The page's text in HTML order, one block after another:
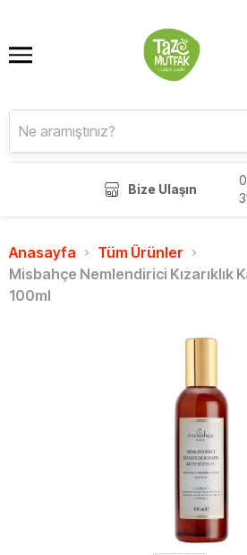
Bize Ulaşın
Anasayfa
Tüm Ürünler
Misbahçe Nemlendirici Kızarıklık
100ml